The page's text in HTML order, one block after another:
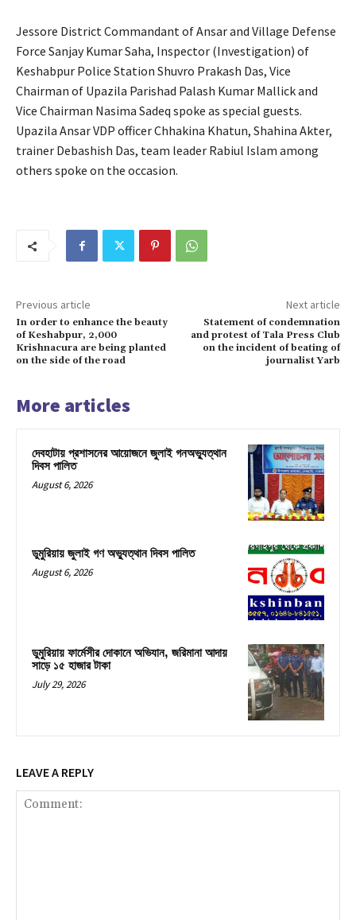
Jessore District Commandant of Ansar and Village Defense
Force Sanjay Kumar Saha, Inspector (Investigation) of
Keshabpur Police Station Shuvro Prakash Das, Vice
Chairman of Upazila Parishad Palash Kumar Mallick and
Vice Chairman Nasima Sadeq spoke as special guests.
Upazila Ansar VDP officer Chhakina Khatun, Shahina Akter,
trainer Debashish Das, team leader Rabiul Islam among
others spoke on the occasion.
Previous article
In order to enhance the beauty
of Keshabpur, 2,000
Krishnacura are being planted
on the side of the road
Next article
Statement of condemnation
and protest of Tala Press Club
on the incident of beating of
journalist Yarb
More articles
দেবহাটায় প্রশাসনের আয়োজনে জুলাই গনঅভ্যুত্থান
দিবস পালিত
August 6, 2026
ডুমুরিয়ায় জুলাই গণ অভ্যুত্থান দিবস পালিত
August 6, 2026
ডুমুরিয়ায় ফার্মেসীর দোকানে অভিযান, জরিমানা আদায়
সাড়ে ১৫ হাজার টাকা
July 29, 2026
LEAVE A REPLY